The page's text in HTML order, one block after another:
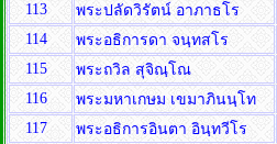
113
พระปลัดวิรัตน์ อาภาธโร
114
พระอธิการดา จนฺทสโร
115
พระถวิล สุจิณฺโณ
116
พระมหาเกษม เขมาภินนฺโท
117
พระอธิการอินตา อินฺทวีโร